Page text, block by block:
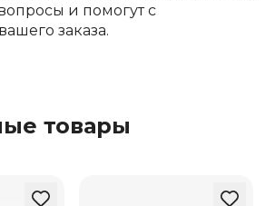
и помогут с
заказа.
товары